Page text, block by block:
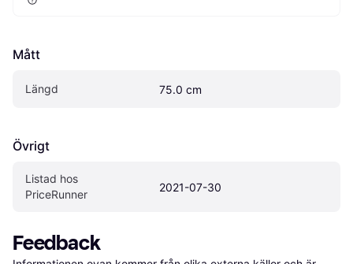
Mått
Längd 75.0 cm
Övrigt
Listad hos
PriceRunner
2021-07-30
Feedback